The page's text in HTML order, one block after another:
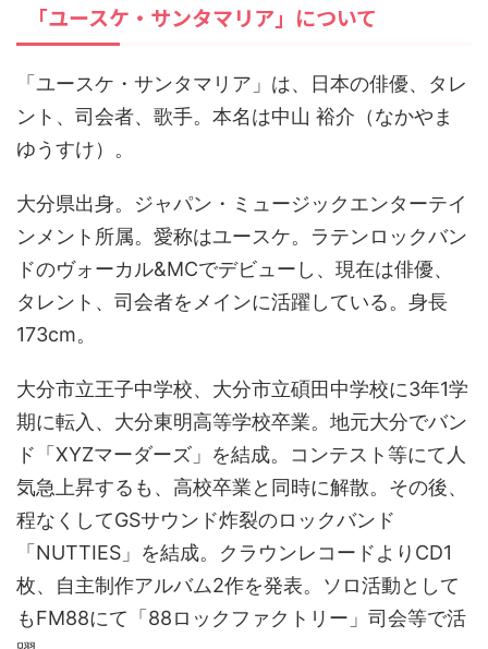
「ユースケ・サンタマリア」について
「ユースケ・サンタマリア」は、日本の俳優、タレ
ント、司会者、歌手。本名は中山 裕介（なかやま
ゆうすけ）。
大分県出身。ジャパン・ミュージックエンターテイ
ンメント所属。愛称はユースケ。ラテンロックバン
ドのヴォーカル&MCでデビューし、現在は俳優、
タレント、司会者をメインに活躍している。身長
173cm。
大分市立王子中学校、大分市立碩田中学校に3年1学
期に転入、大分東明高等学校卒業。地元大分でバン
ド「XYZマーダーズ」を結成。コンテスト等にて人
気急上昇するも、高校卒業と同時に解散。その後、
程なくしてGSサウンド炸裂のロックバンド
「NUTTIES」を結成。クラウンレコードよりCD1
枚、自主制作アルバム2作を発表。ソロ活動として
もFM88にて「88ロックファクトリー」司会等で活